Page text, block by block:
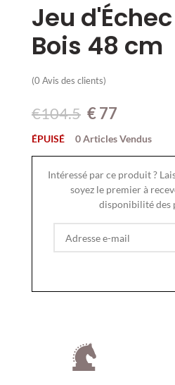
Jeu
Bois 48 cm
(0 Avis des clients)
€104.5 €77
ÉPUISÉ 0 Articles Vendus
Intéressé par ce produit ?
soyez le premier à
disponibilité des